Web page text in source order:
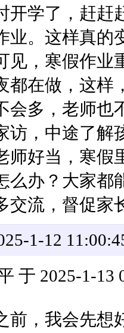
开学了，赶赶
业。这样真的
见，寒假作业
都在做，这样
会多，老师也
访，中途了解
师好当，寒假
么办？大家都
交流，督促家
1-12
于 2025-1-13
前，我会先想